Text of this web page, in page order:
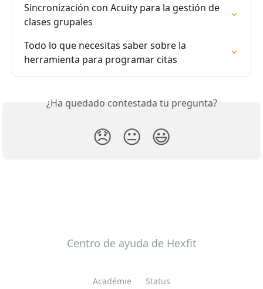
Sincronización con Acuity para la gestión de
clases grupales
Todo lo que necesitas saber sobre la
herramienta para programar citas
¿Ha quedado contestada tu pregunta?
😞 😐 😃
Centro de ayuda de Hexfit
Académie Status